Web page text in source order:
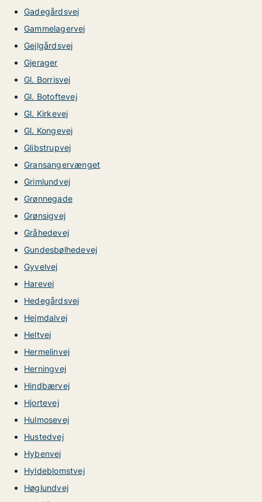
Gadegårdsvej
Gammelagervej
Gejlgårdsvej
Gjerager
Gl. Borrisvej
Gl. Botoftevej
Gl. Kirkevej
Gl. Kongevej
Glibstrupvej
Gransangervænget
Grimlundvej
Grønnegade
Grønsigvej
Gråhedevej
Gundesbølhedevej
Gyvelvej
Harevej
Hedegårdsvej
Hejmdalvej
Heltvej
Hermelinvej
Herningvej
Hindbærvej
Hjortevej
Hulmosevej
Hustedvej
Hybenvej
Hyldeblomstvej
Høglundvej